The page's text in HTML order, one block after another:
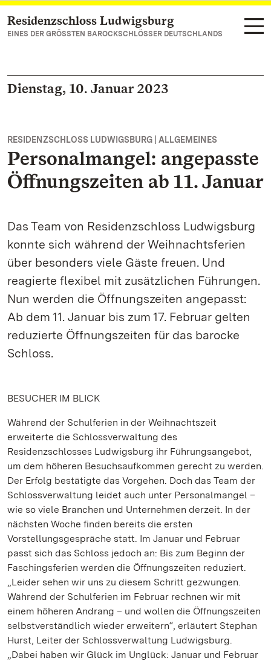
Zum Hauptinhalt springen
Residenzschloss Ludwigsburg
EINES DER GRÖSSTEN BAROCKSCHLÖSSER DEUTSCHLANDS
Dienstag, 10. Januar 2023
RESIDENZSCHLOSS LUDWIGSBURG | ALLGEMEINES
Personalmangel: angepasste
Öffnungszeiten ab 11. Januar
Das Team von Residenzschloss Ludwigsburg
konnte sich während der Weihnachtsferien
über besonders viele Gäste freuen. Und
reagierte flexibel mit zusätzlichen Führungen.
Nun werden die Öffnungszeiten angepasst:
Ab dem 11. Januar bis zum 17. Februar gelten
reduzierte Öffnungszeiten für das barocke
Schloss.
BESUCHER IM BLICK
Während der Schulferien in der Weihnachtszeit
erweiterte die Schlossverwaltung des
Residenzschlosses Ludwigsburg ihr Führungsangebot,
um dem höheren Besuchsaufkommen gerecht zu werden.
Der Erfolg bestätigte das Vorgehen. Doch das Team der
Schlossverwaltung leidet auch unter Personalmangel –
wie so viele Branchen und Unternehmen derzeit. In der
nächsten Woche finden bereits die ersten
Vorstellungsgespräche statt. Im Januar und Februar
passt sich das Schloss jedoch an: Bis zum Beginn der
Faschingsferien werden die Öffnungszeiten reduziert.
„Leider sehen wir uns zu diesem Schritt gezwungen.
Während der Schulferien im Februar rechnen wir mit
einem höheren Andrang – und wollen die Öffnungszeiten
selbstverständlich wieder erweitern“, erläutert Stephan
Hurst, Leiter der Schlossverwaltung Ludwigsburg.
„Dabei haben wir Glück im Unglück: Januar und Februar